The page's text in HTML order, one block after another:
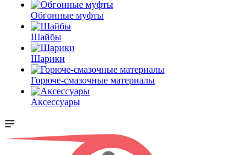
Обгонные муфты
Шайбы
Шарики
Горюче-смазочные материалы
Аксессуары